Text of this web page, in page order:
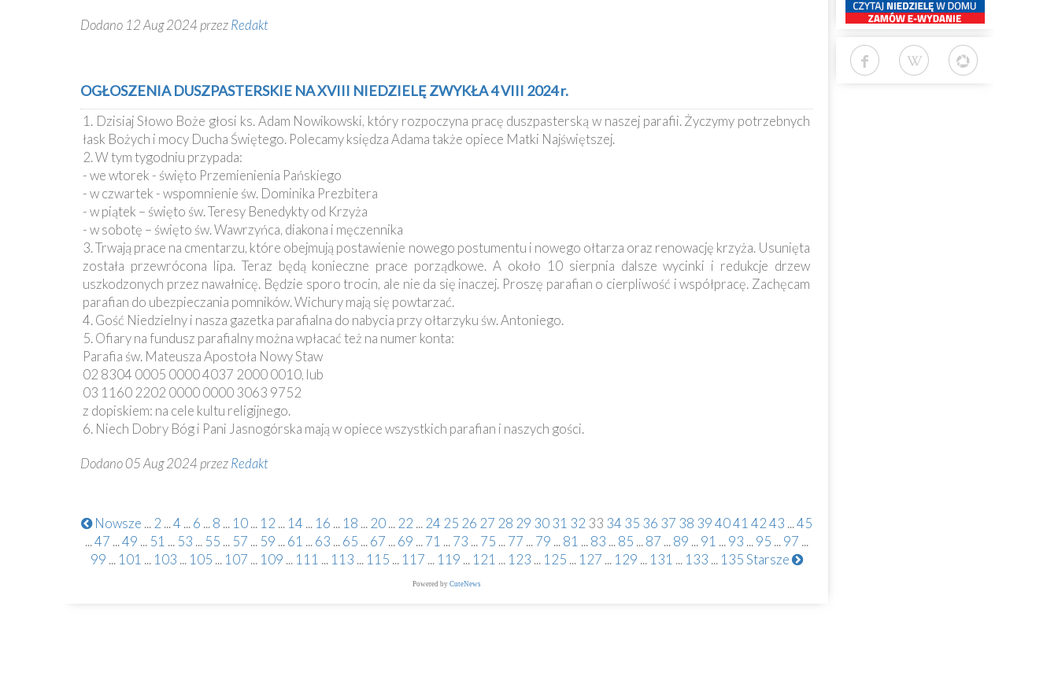
Dodano 12 Aug 2024 przezRedakt
OGŁOSZENIA DUSZPASTERSKIE NA XVIII NIEDZIELĘ ZWYKŁA 4 VIII 2024 r.
1. Dzisiaj Słowo Boże głosi ks. Adam Nowikowski, który rozpoczyna pracę duszpasterską w naszej parafii. Życzymy potrzebnych
łask Bożych i mocy Ducha Świętego. Polecamy księdza Adama także opiece Matki Najświętszej.
2. W tym tygodniu przypada:
- we wtorek - święto Przemienienia Pańskiego
- w czwartek - wspomnienie św. Dominika Prezbitera
- w piątek – święto św. Teresy Benedykty od Krzyża
- w sobotę – święto św. Wawrzyńca, diakona i męczennika
3. Trwają prace na cmentarzu, które obejmują postawienie nowego postumentu i nowego ołtarza oraz renowację krzyża. Usunięta
została przewrócona lipa. Teraz będą konieczne prace porządkowe. A około 10 sierpnia dalsze wycinki i redukcje drzew
uszkodzonych przez nawałnicę. Będzie sporo trocin, ale nie da się inaczej. Proszę parafian o cierpliwość i współpracę. Zachęcam
parafian do ubezpieczania pomników. Wichury mają się powtarzać.
4. Gość Niedzielny i nasza gazetka parafialna do nabycia przy ołtarzyku św. Antoniego.
5. Ofiary na fundusz parafialny można wpłacać też na numer konta:
Parafia św. Mateusza Apostoła Nowy Staw
02 8304 0005 0000 4037 2000 0010, lub
03 1160 2202 0000 0000 3063 9752
z dopiskiem: na cele kultu religijnego.
6. Niech Dobry Bóg i Pani Jasnogórska mają w opiece wszystkich parafian i naszych gości.
Dodano 05 Aug 2024 przezRedakt
Nowsze ... 2 ...4 ... 6 ... 8 ... 10 ... 12 ... 14 ... 16 ... 18 ... 20 ... 22 ... 24 25 26 27 28 29 30 31 32 33 34 35 36 37 38 394041 4243 ...45
...47 ...49 ... 51 ... 53 ... 55 ... 57 ... 59 ... 61 ... 63 ... 65 ... 67 ... 69 ... 71 ... 73 ... 75 ... 77 ... 79 ... 81 ... 83 ... 85 ... 87 ... 89 ... 91 ... 93 ... 95 ... 97 ...
99 ... 101 ... 103 ... 105 ... 107 ... 109 ... 111 ... 113 ... 115 ... 117 ... 119 ... 121 ... 123 ... 125 ... 127 ... 129 ... 131 ... 133 ... 135Starsze
Powered by CuteNews